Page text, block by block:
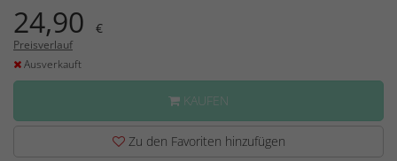
24,90 €
Preisverlauf
Ausverkauft
KAUFEN
Zu den Favoriten hinzufügen